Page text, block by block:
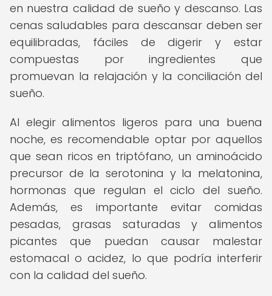
en nuestra calidad de sueño y descanso. Las
cenas saludables para descansar deben ser
equilibradas, fáciles de digerir y estar
compuestas por ingredientes que
promuevan la relajación y la conciliación del
sueño.
Al elegir alimentos ligeros para una buena
noche, es recomendable optar por aquellos
que sean ricos en triptófano, un aminoácido
precursor de la serotonina y la melatonina,
hormonas que regulan el ciclo del sueño.
Además, es importante evitar comidas
pesadas, grasas saturadas y alimentos
picantes que puedan causar malestar
estomacal o acidez, lo que podría interferir
con la calidad del sueño.